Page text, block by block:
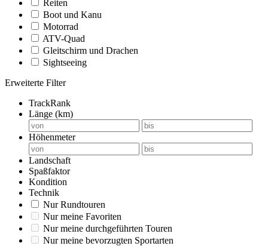
Reiten
Boot und Kanu
Motorrad
ATV-Quad
Gleitschirm und Drachen
Sightseeing
Erweiterte Filter
TrackRank
Länge (km)
Höhenmeter
Landschaft
Spaßfaktor
Kondition
Technik
Nur Rundtouren
Nur meine Favoriten
Nur meine durchgeführten Touren
Nur meine bevorzugten Sportarten